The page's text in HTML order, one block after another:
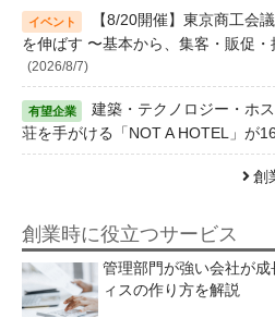
【8/20開催】東京商工会
を伸ばす 〜基本から、集客・販促・
(2026/8/7)
建築・テクノロジー・ホ
荘を手がける「NOT A HOTEL」が
創
創業時に役立つサービス
管理部門が強い会社が
ィスの作り方を解説